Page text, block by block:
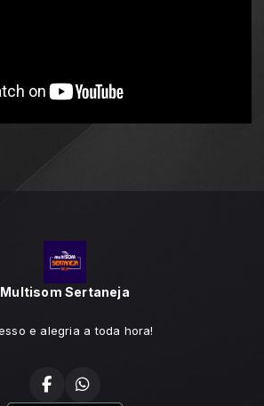
Multisom Sertaneja
e alegria a toda hora!